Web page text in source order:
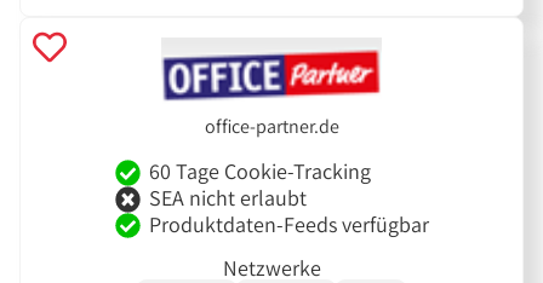
office-partner.de
60 Tage Cookie-Tracking
SEA nicht erlaubt
Produktdaten-Feeds verfügbar
Netzwerke